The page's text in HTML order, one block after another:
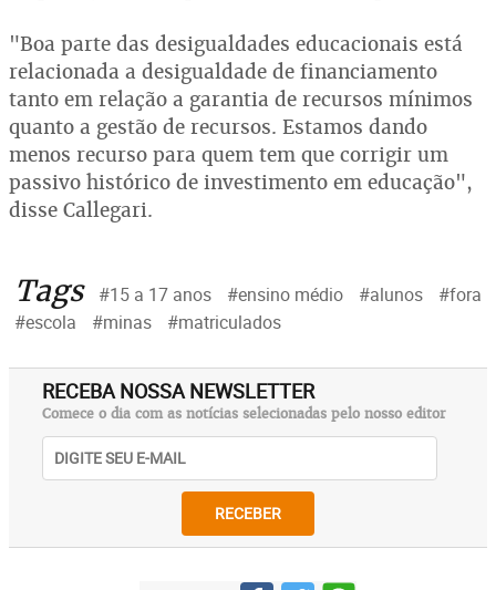
"Boa parte das desigualdades educacionais está
relacionada a desigualdade de financiamento
tanto em relação a garantia de recursos mínimos
quanto a gestão de recursos. Estamos dando
menos recurso para quem tem que corrigir um
passivo histórico de investimento em educação",
disse Callegari.
Tags #15 a 17 anos #ensino médio #alunos
#fora
#escola
#minas #matriculados
RECEBA NOSSA NEWSLETTER
Comece o dia com as notícias selecionadas pelo nosso editor
RECEBER